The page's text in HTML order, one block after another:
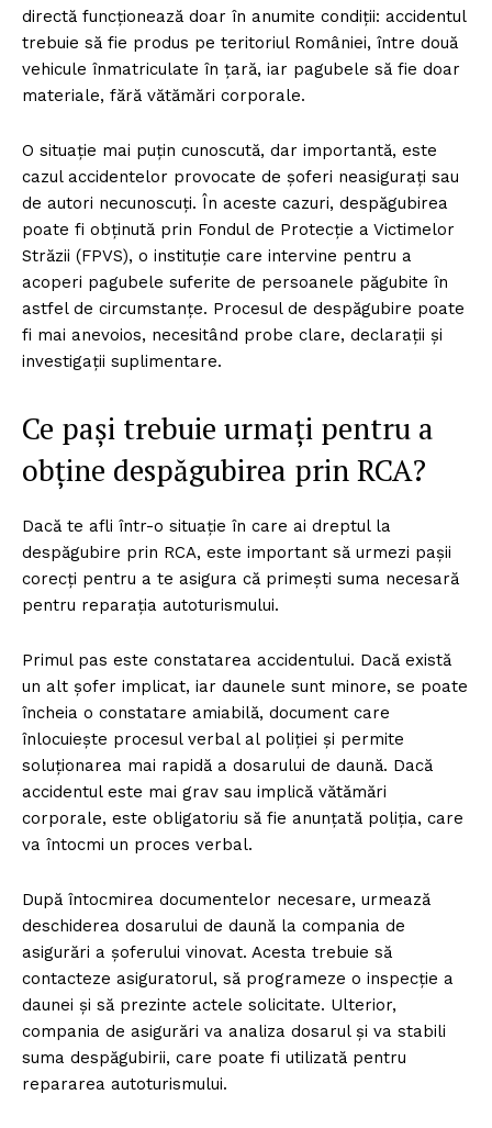
directă funcționează doar în anumite condiții: accidentul
trebuie să fie produs pe teritoriul României, între două
vehicule înmatriculate în țară, iar pagubele să fie doar
materiale, fără vătămări corporale.
O situație mai puțin cunoscută, dar importantă, este
cazul accidentelor provocate de șoferi neasigurați sau
de autori necunoscuți. În aceste cazuri, despăgubirea
poate fi obținută prin Fondul de Protecție a Victimelor
Străzii (FPVS), o instituție care intervine pentru a
acoperi pagubele suferite de persoanele păgubite în
astfel de circumstanțe. Procesul de despăgubire poate
fi mai anevoios, necesitând probe clare, declarații și
investigații suplimentare.
Ce pași trebuie urmați pentru a
obține despăgubirea prin RCA?
Dacă te afli într-o situație în care ai dreptul la
despăgubire prin RCA, este important să urmezi pașii
corecți pentru a te asigura că primești suma necesară
pentru reparația autoturismului.
Primul pas este constatarea accidentului. Dacă există
un alt șofer implicat, iar daunele sunt minore, se poate
încheia o constatare amiabilă, document care
înlocuiește procesul verbal al poliției și permite
soluționarea mai rapidă a dosarului de daună. Dacă
accidentul este mai grav sau implică vătămări
corporale, este obligatoriu să fie anunțată poliția, care
va întocmi un proces verbal.
După întocmirea documentelor necesare, urmează
deschiderea dosarului de daună la compania de
asigurări a șoferului vinovat. Acesta trebuie să
contacteze asiguratorul, să programeze o inspecție a
daunei și să prezinte actele solicitate. Ulterior,
compania de asigurări va analiza dosarul și va stabili
suma despăgubirii, care poate fi utilizată pentru
repararea autoturismului.